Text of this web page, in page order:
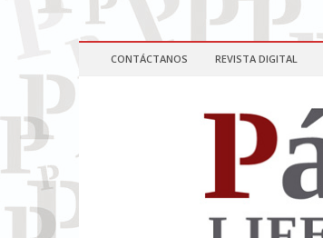
CONTÁCTANOS REVISTA DIGITAL